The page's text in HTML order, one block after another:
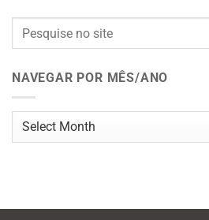
NAVEGAR POR MÊS/ANO
Navegar